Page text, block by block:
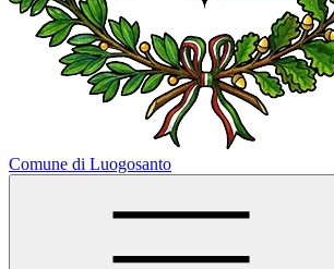
Comune di Luogosanto